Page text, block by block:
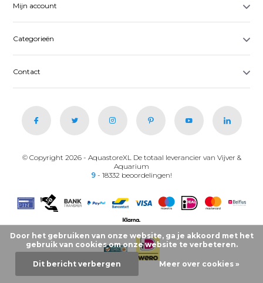
Mijn account
Categorieën
Contact
© Copyright 2026 - AquastoreXL De totaal leverancier van Vijver &
Aquarium
9 - 18332 beoordelingen!
Door het gebruiken van onze website, ga je akkoord met het
gebruik van cookies om onze website te verbeteren.
Dit bericht verbergen Meer over cookies »